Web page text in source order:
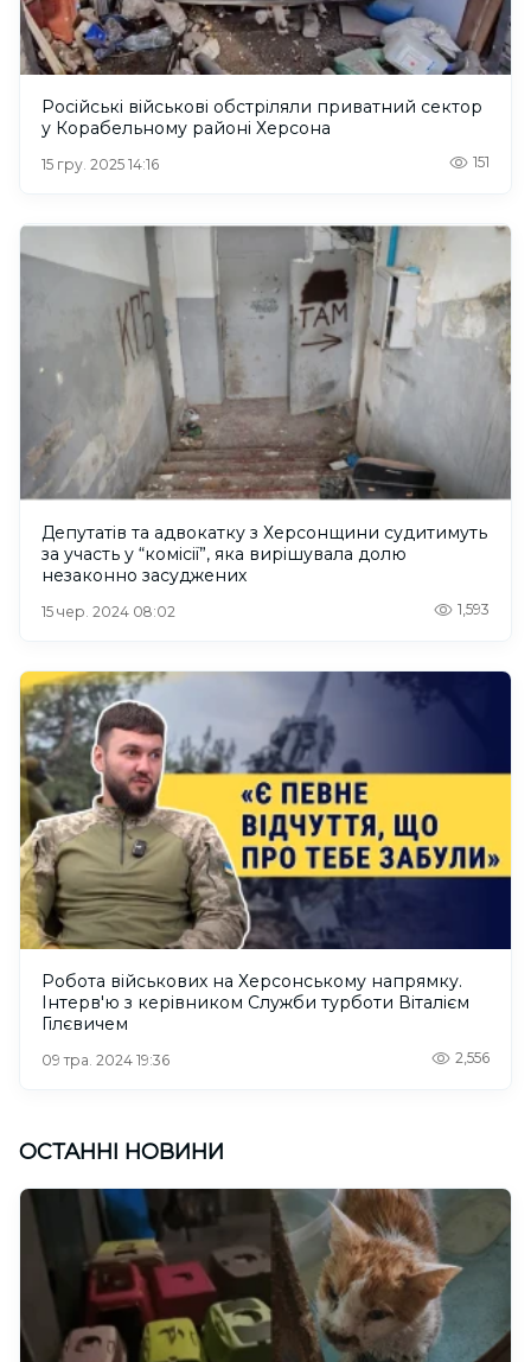
Російські військові обстріляли приватний сектор
у Корабельному районі Херсона
15 гру. 2025 14:16 151
Депутатів та адвокатку з Херсонщини судитимуть
за участь у “комісії”, яка вирішувала долю
незаконно засуджених
15 чер. 2024 08:02 1,593
Робота військових на Херсонському напрямку.
Інтерв'ю з керівником Служби турботи Віталієм
Гілєвичем
09 тра. 2024 19:36 2,556
ОСТАННІ НОВИНИ